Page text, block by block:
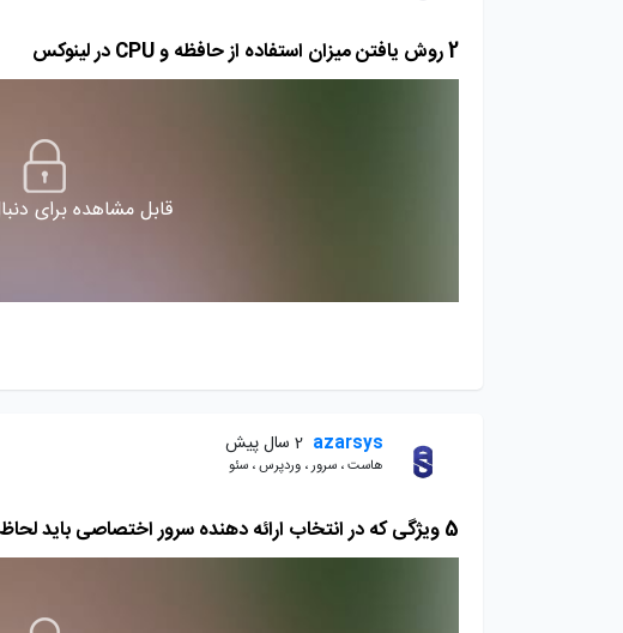
2 روش یافتن میزان استفاده از حافظه و CPU در لینوکس
قابل مشاهده برای
azarsys 2 سال پیش
هاست ، سرور ، وردپرس ، سئو
5 ویژگی که در انتخاب ارائه دهنده سرور اختصاصی باید لحاظ کرد